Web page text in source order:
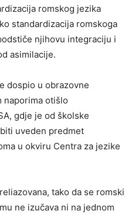
romskog jezika
standardizacija romskoga
njihovu integraciju i
asimilacije.
dospio u obrazovne
naporima otišlo
gdje je od školske
uveden predmet
u okviru Centra za jezike
tako da se romski
ne izučava ni na jednom